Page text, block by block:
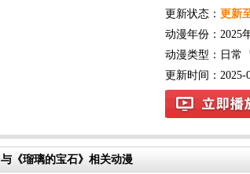
更新状态： 更新
动漫年份： 2025
动漫类型： 日常
更新时间：2025-
与《瑠璃的宝石》相关动漫